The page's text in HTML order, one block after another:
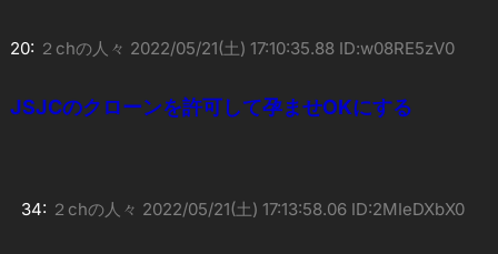
20: ２chの人々 2022/05/21(土) 17:10:35.88 ID:w08RE5zV0
JSJCのクローンを許可して孕ませOKにする
34: ２chの人々 2022/05/21(土) 17:13:58.06 ID:2MIeDXbX0